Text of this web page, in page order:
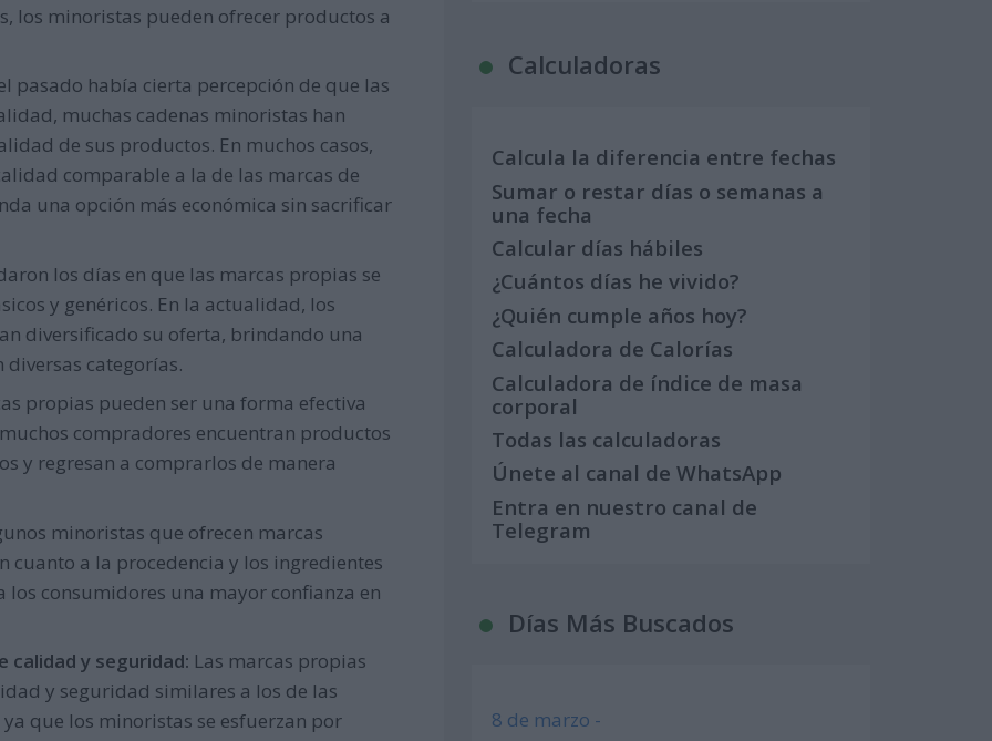
los minoristas pueden ofrecer productos a
pasado había cierta percepción de que las
muchas cadenas minoristas han
de sus productos. En muchos casos,
comparable a la de las marcas de
una opción más económica sin sacrificar
los días en que las marcas propias se
y genéricos. En la actualidad, los
diversificado su oferta, brindando una
categorías.
propias pueden ser una forma efectiva
compradores encuentran productos
y regresan a comprarlos de manera
minoristas que ofrecen marcas
cuanto a la procedencia y los ingredientes
consumidores una mayor confianza en
calidad y seguridad: Las marcas propias
y seguridad similares a los de las
que los minoristas se esfuerzan por
Calculadoras
Calcula la diferencia entre fechas
Sumar o restar días o semanas a
una fecha
Calcular días hábiles
¿Cuántos días he vivido?
¿Quién cumple años hoy?
Calculadora de Calorías
Calculadora de índice de masa
corporal
Todas las calculadoras
Únete al canal de WhatsApp
Entra en nuestro canal de
Telegram
Días Más Buscados
8 de marzo -